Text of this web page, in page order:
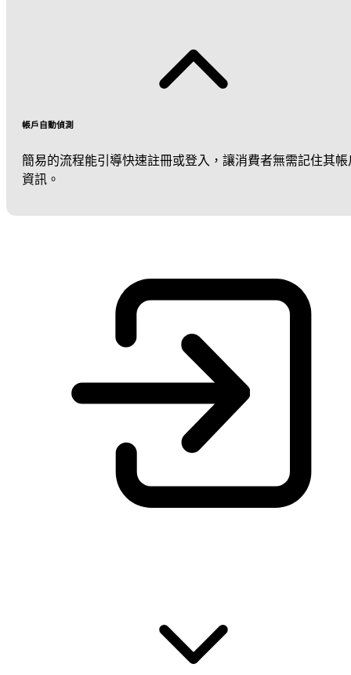
帳戶自動偵測
簡易的流程能引導快速註冊或登入，讓消費者無需記住其帳
資訊。